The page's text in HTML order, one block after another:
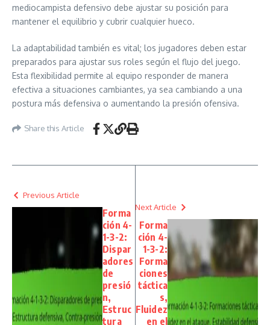
mediocampista defensivo debe ajustar su posición para
mantener el equilibrio y cubrir cualquier hueco.
La adaptabilidad también es vital; los jugadores deben estar
preparados para ajustar sus roles según el flujo del juego.
Esta flexibilidad permite al equipo responder de manera
efectiva a situaciones cambiantes, ya sea cambiando a una
postura más defensiva o aumentando la presión ofensiva.
Share this Article
Previous Article
Forma
ción 4-
1-3-2:
Dispar
adores
de
presió
n,
Estruc
tura
Next Article
Forma
ción 4-
1-3-2:
Forma
ciones
táctica
s,
Fluidez
en el